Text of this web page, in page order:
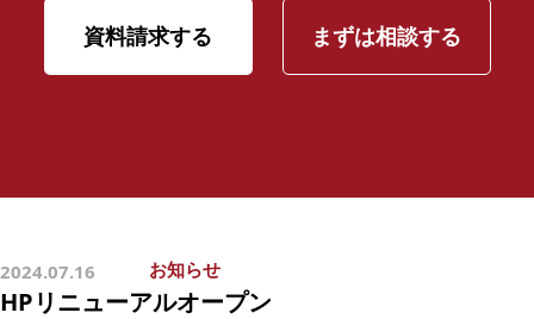
資料請求する まずは相談する
2024.07.16 お知らせ
HPリニューアルオープン